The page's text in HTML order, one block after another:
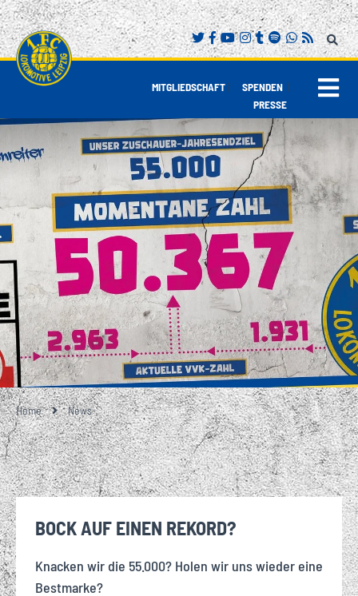
MITGLIEDSCHAFT| SPENDEN |
PRESSE
Home News
BOCK AUF EINEN REKORD?
Knacken wir die 55.000? Holen wir uns wieder eine
Bestmarke?